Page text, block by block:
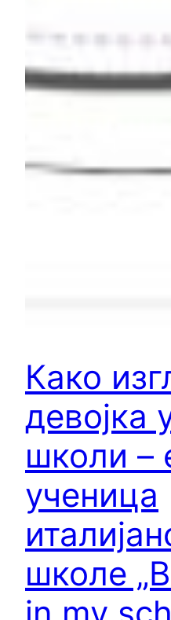
Како
девојка
школи –
ученица
школе